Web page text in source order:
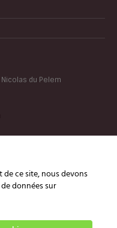
du Pelem
ce site, nous devons
données sur